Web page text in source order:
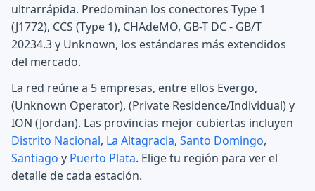
ultrarrápida. Predominan los conectores Type 1
(J1772), CCS (Type 1), CHAdeMO, GB-T DC - GB/T
20234.3 y Unknown, los estándares más extendidos
del mercado.
La red reúne a 5 empresas, entre ellos Evergo,
(Unknown Operator), (Private Residence/Individual) y
ION (Jordan). Las provincias mejor cubiertas incluyen
Distrito Nacional, La Altagracia, Santo Domingo,
Santiago y Puerto Plata. Elige tu región para ver el
detalle de cada estación.